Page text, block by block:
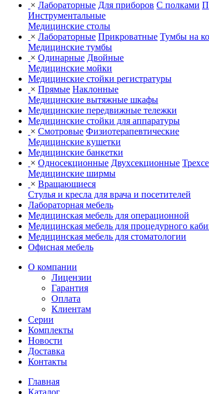
× Лабораторные Для приборов С полками
Инструментальные
Медицинские столы
× Лабораторные Прикроватные Тумбы на
Медицинские тумбы
× Одинарные Двойные
Медицинские мойки
Медицинские стойки регистратуры
× Прямые Наклонные
Медицинские вытяжные шкафы
Медицинские передвижные тележки
Медицинские стойки для аппаратуры
× Смотровые Физиотерапевтические
Медицинские кушетки
Медицинские банкетки
× Односекционные Двухсекционные
Медицинские ширмы
× Вращающиеся
Стулья и кресла для врача и посетителей
Лабораторная мебель
Медицинская мебель для операционной
Медицинская мебель для процедурного
Медицинская мебель для стоматологии
Офисная мебель
О компании
Лицензии
Гарантия
Оплата
Клиентам
Серии
Комплекты
Новости
Доставка
Контакты
Главная
Каталог